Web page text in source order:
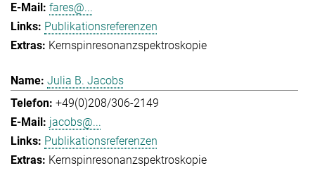
fares@...
Publikationsreferenzen
Kernspinresonanzspektroskopie
Julia B. Jacobs
+49(0)208/306-2149
jacobs@...
Publikationsreferenzen
Kernspinresonanzspektroskopie